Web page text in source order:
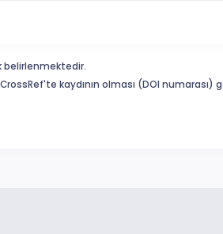
belirlenmektedir.
kaydının olması (DOI numarası)